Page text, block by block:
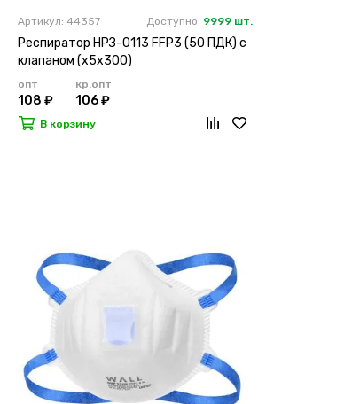
Артикул: 44357 Доступно: 9999 шт.
Респиратор НРЗ-0113 FFP3 (50 ПДК) с
клапаном (х5х300)
опт
108 ₽
кр.опт
106 ₽
В корзину